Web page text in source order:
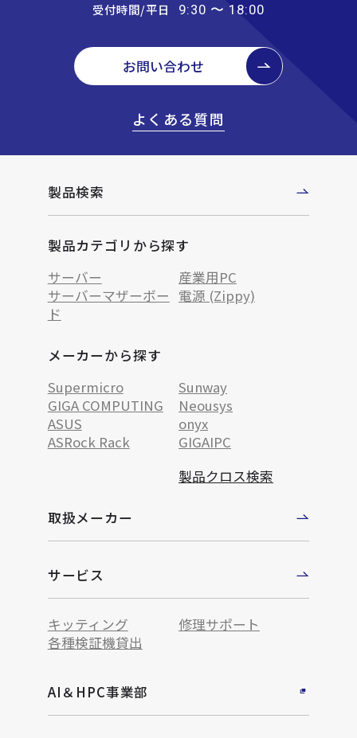
受付時間/平日 9:30 〜 18:00
お問い合わせ
よくある質問
製品検索
製品カテゴリから探す
サーバー
産業用PC
サーバーマザーボー
ド
電源 (Zippy)
メーカーから探す
Supermicro
Sunway
GIGA COMPUTING
Neousys
ASUS
onyx
ASRock Rack
GIGAIPC
製品クロス検索
取扱メーカー
サービス
キッティング
修理サポート
各種検証機貸出
AI＆HPC事業部